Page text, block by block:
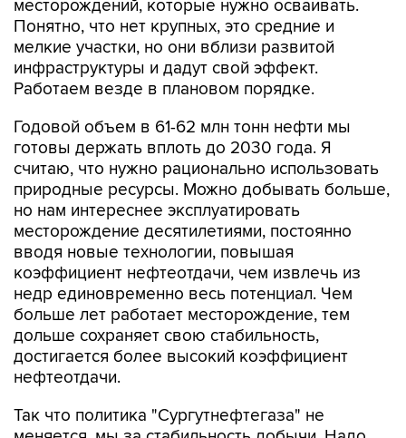
месторождений, которые нужно осваивать.
Понятно, что нет крупных, это средние и
мелкие участки, но они вблизи развитой
инфраструктуры и дадут свой эффект.
Работаем везде в плановом порядке.
Годовой объем в 61-62 млн тонн нефти мы
готовы держать вплоть до 2030 года. Я
считаю, что нужно рационально использовать
природные ресурсы. Можно добывать больше,
но нам интереснее эксплуатировать
месторождение десятилетиями, постоянно
вводя новые технологии, повышая
коэффициент нефтеотдачи, чем извлечь из
недр единовременно весь потенциал. Чем
больше лет работает месторождение, тем
дольше сохраняет свою стабильность,
достигается более высокий коэффициент
нефтеотдачи.
Так что политика "Сургутнефтегаза" не